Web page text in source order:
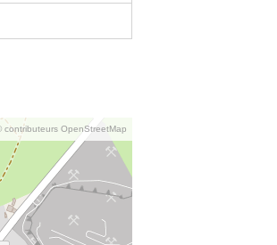
contributeurs OpenStreetMap